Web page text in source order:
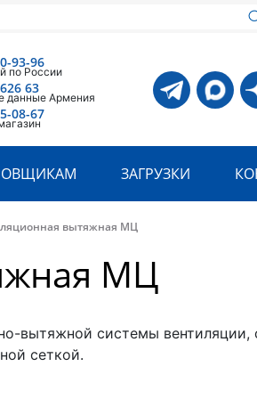
93-96
по России
08-67
63
данные Армения
ЗАГРУЗКИ
вытяжная МЦ
МЦ
вытяжной системы вентиляции,
сеткой.